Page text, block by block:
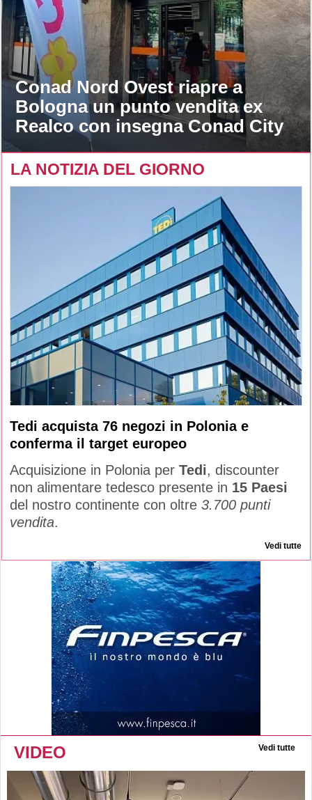
Conad Nord Ovest riapre a
Bologna un punto vendita ex
Realco con insegna Conad City
LA NOTIZIA DEL GIORNO
Tedi acquista 76 negozi in Polonia e
conferma il target europeo
Acquisizione in Polonia per Tedi, discounter
non alimentare tedesco presente in 15 Paesi
del nostro continente con oltre 3.700 punti
vendita.
Vedi tutte
VIDEO Vedi tutte